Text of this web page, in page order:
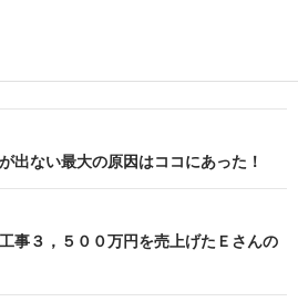
出ない最大の原因はココにあった！
事３，５００万円を売上げたＥさんの